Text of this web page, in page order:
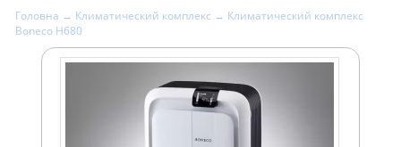
Головна → Климатический комплекс → Климатический комплекс
Boneco H680